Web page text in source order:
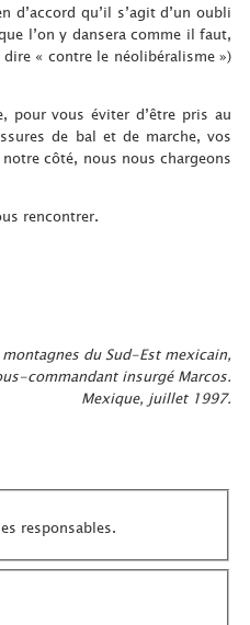
qu’il s’agit d’un oubli
l’on y dansera comme il faut,
« contre le néolibéralisme »)
pour vous éviter d’être pris au
de bal et de marche, vos
côté, nous nous chargeons
rencontrer.
du Sud-Est mexicain,
commandant insurgé Marcos.
Mexique, juillet 1997.
responsables.